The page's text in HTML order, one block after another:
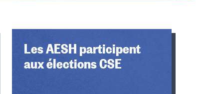
Les AESH participent
aux élections CSE